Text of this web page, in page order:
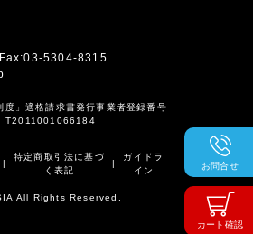
カート確認
お問合せ
5304-8315
度」適格請求書発行事業者登録番号
T2011001066184
|
特定商取引法に基づ
く表記
|
ガイドラ
イン
All Rights Reserved.